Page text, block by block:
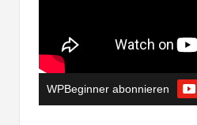
WPBeginner abonnieren